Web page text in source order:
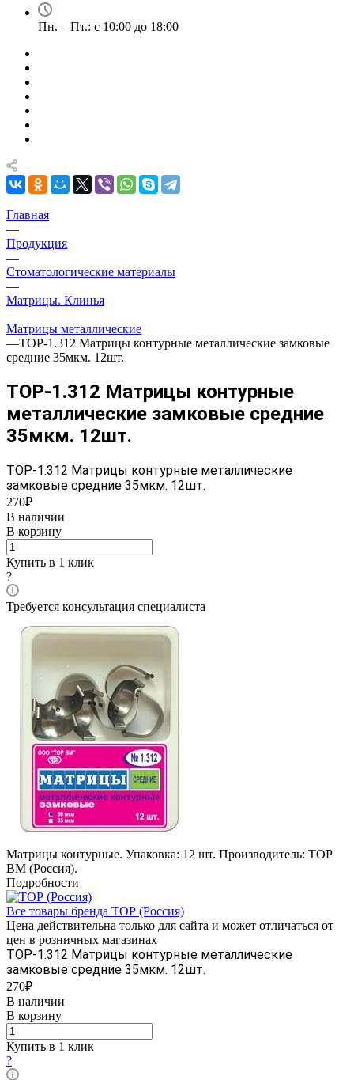
Пн. – Пт.: с 10:00 до 18:00
Главная
—
Продукция
—
Стоматологические материалы
—
Матрицы. Клинья
—
Матрицы металлические
—ТОР-1.312 Матрицы контурные металлические замковые
средние 35мкм. 12шт.
ТОР-1.312 Матрицы контурные
металлические замковые средние
35мкм. 12шт.
ТОР-1.312 Матрицы контурные металлические
замковые средние 35мкм. 12шт.
270₽
В наличии
В корзину
Купить в 1 клик
?
Требуется консультация специалиста
Матрицы контурные. Упаковка: 12 шт. Производитель: ТОР
BM (Россия).
Подробности
Все товары бренда ТОР (Россия)
Цена действительна только для сайта и может отличаться от
цен в розничных магазинах
ТОР-1.312 Матрицы контурные металлические
замковые средние 35мкм. 12шт.
270₽
В наличии
В корзину
Купить в 1 клик
?